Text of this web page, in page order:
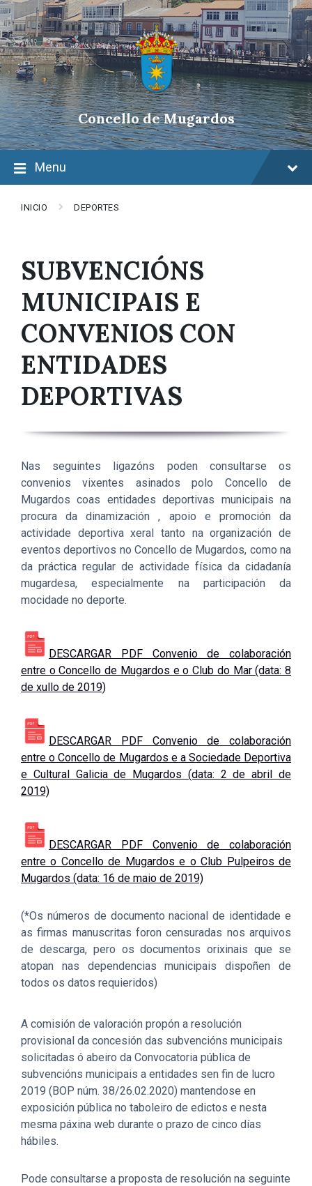
Skip
to
content
Skip
to
main
navigation
Skip
to
footer
Concello de Mugardos
Menu
INICIO DEPORTES
SUBVENCIÓNS
MUNICIPAIS E
CONVENIOS CON
ENTIDADES
DEPORTIVAS
Nas seguintes ligazóns poden consultarse os
convenios vixentes asinados polo Concello de
Mugardos coas entidades deportivas municipais na
procura da dinamización , apoio e promoción da
actividade deportiva xeral tanto na organización de
eventos deportivos no Concello de Mugardos, como na
da práctica regular de actividade física da cidadanía
mugardesa, especialmente na participación da
mocidade no deporte.
DESCARGAR PDF Convenio de colaboración
entre o Concello de Mugardos e o Club do Mar (data: 8
de xullo de 2019)
DESCARGAR PDF Convenio de colaboración
entre o Concello de Mugardos e a Sociedade Deportiva
e Cultural Galicia de Mugardos (data: 2 de abril de
2019)
DESCARGAR PDF Convenio de colaboración
entre o Concello de Mugardos e o Club Pulpeiros de
Mugardos (data: 16 de maio de 2019)
(*Os números de documento nacional de identidade e
as firmas manuscritas foron censuradas nos arquivos
de descarga, pero os documentos orixinais que se
atopan nas dependencias municipais dispoñen de
todos os datos requieridos)
A comisión de valoración propón a resolución
provisional da concesión das subvencións municipais
solicitadas ó abeiro da Convocatoria pública de
subvencións municipais a entidades sen fin de lucro
2019 (BOP núm. 38/26.02.2020) mantendose en
exposición pública no taboleiro de edictos e nesta
mesma páxina web durante o prazo de cinco días
hábiles.
Pode consultarse a proposta de resolución na seguinte